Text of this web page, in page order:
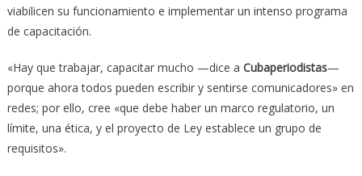
viabilicen su funcionamiento e implementar un intenso programa
de capacitación.
«Hay que trabajar, capacitar mucho —dice a Cubaperiodistas—
porque ahora todos pueden escribir y sentirse comunicadores» en
redes; por ello, cree «que debe haber un marco regulatorio, un
límite, una ética, y el proyecto de Ley establece un grupo de
requisitos».